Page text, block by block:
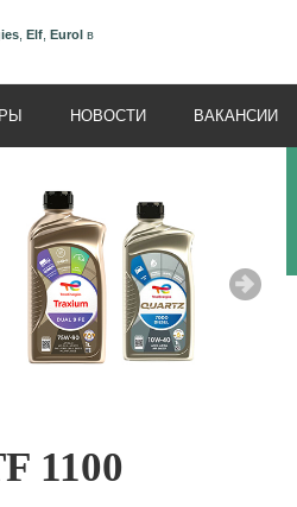
Elf Eurol в
НОВОСТИ ВАКАНСИИ
1100